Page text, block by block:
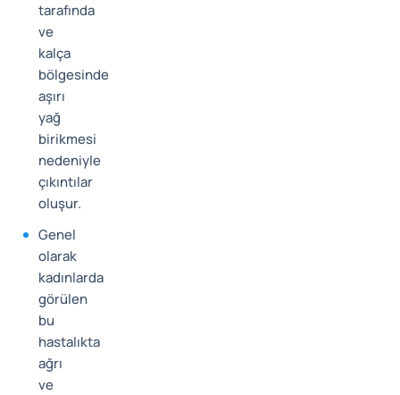
tarafında
ve
kalça
bölgesinde
aşırı
yağ
birikmesi
nedeniyle
çıkıntılar
oluşur.
Genel
olarak
kadınlarda
görülen
bu
hastalıkta
ağrı
ve